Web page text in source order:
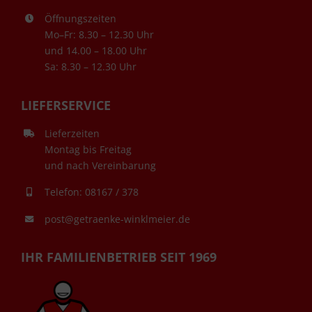
Öffnungszeiten
Mo–Fr: 8.30 – 12.30 Uhr
und 14.00 – 18.00 Uhr
Sa: 8.30 – 12.30 Uhr
LIEFERSERVICE
Lieferzeiten
Montag bis Freitag
und nach Vereinbarung
Telefon: 08167 / 378
post@getraenke-winklmeier.de
IHR FAMILIENBETRIEB SEIT 1969